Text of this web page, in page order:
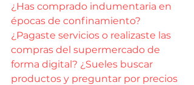
¿Has comprado indumentaria en
épocas de confinamiento?
¿Pagaste servicios o realizaste las
compras del supermercado de
forma digital? ¿Sueles buscar
productos y preguntar por precios